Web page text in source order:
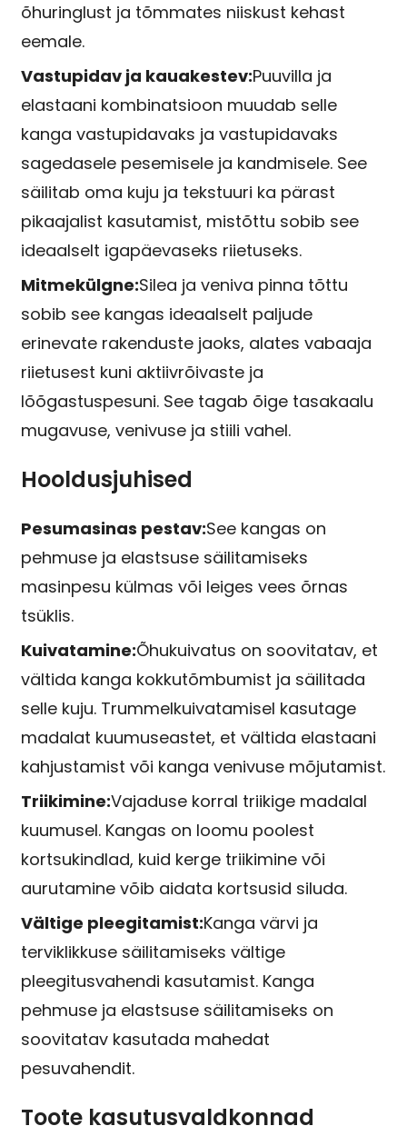
õhuringlust ja tõmmates niiskust kehast
eemale.
Vastupidav ja kauakestev:Puuvilla ja
elastaani kombinatsioon muudab selle
kanga vastupidavaks ja vastupidavaks
sagedasele pesemisele ja kandmisele. See
säilitab oma kuju ja tekstuuri ka pärast
pikaajalist kasutamist, mistõttu sobib see
ideaalselt igapäevaseks riietuseks.
Mitmekülgne:Silea ja veniva pinna tõttu
sobib see kangas ideaalselt paljude
erinevate rakenduste jaoks, alates vabaaja
riietusest kuni aktiivrõivaste ja
lõõgastuspesuni. See tagab õige tasakaalu
mugavuse, venivuse ja stiili vahel.
Hooldusjuhised
Pesumasinas pestav:See kangas on
pehmuse ja elastsuse säilitamiseks
masinpesu külmas või leiges vees õrnas
tsüklis.
Kuivatamine:Õhukuivatus on soovitatav, et
vältida kanga kokkutõmbumist ja säilitada
selle kuju. Trummelkuivatamisel kasutage
madalat kuumuseastet, et vältida elastaani
kahjustamist või kanga venivuse mõjutamist.
Triikimine:Vajaduse korral triikige madalal
kuumusel. Kangas on loomu poolest
kortsukindlad, kuid kerge triikimine või
aurutamine võib aidata kortsusid siluda.
Vältige pleegitamist:Kanga värvi ja
terviklikkuse säilitamiseks vältige
pleegitusvahendi kasutamist. Kanga
pehmuse ja elastsuse säilitamiseks on
soovitatav kasutada mahedat
pesuvahendit.
Toote kasutusvaldkonnad